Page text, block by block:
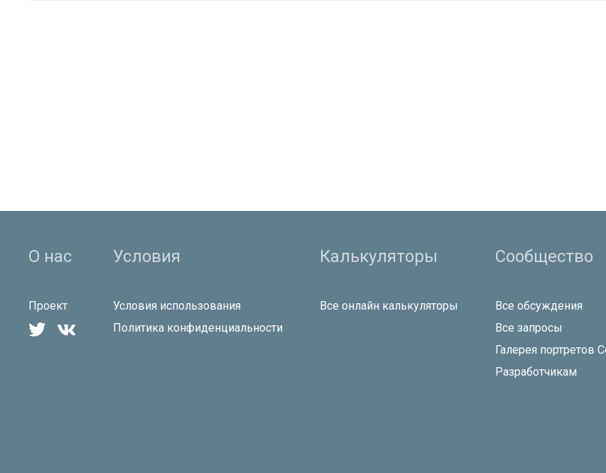
О нас
Проект
 
Условия
Условия использования
Политика конфиденциальности
Калькуляторы
Все онлайн калькуляторы
Сообщество
Все обсуждения
Все запросы
Галерея портретов
Разработчикам